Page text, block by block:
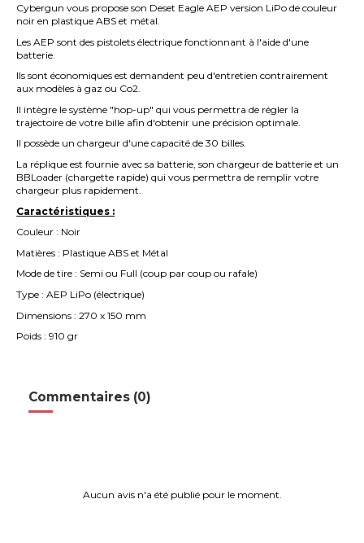
Cybergun vous propose son Deset Eagle AEP version LiPo de couleur
noir en plastique ABS et métal.
Les AEP sont des pistolets électrique fonctionnant à l'aide d'une
batterie.
Ils sont économiques est demandent peu d'entretien contrairement
aux modèles à gaz ou Co2.
Il intègre le système "hop-up" qui vous permettra de régler la
trajectoire de votre bille afin d'obtenir une précision optimale.
Il possède un chargeur d'une capacité de 30 billes.
La réplique est fournie avec sa batterie, son chargeur de batterie et un
BBLoader (chargette rapide) qui vous permettra de remplir votre
chargeur plus rapidement.
Caractéristiques :
Couleur : Noir
Matières : Plastique ABS et Métal
Mode de tire : Semi ou Full (coup par coup ou rafale)
Type : AEP LiPo (électrique)
Dimensions : 270 x 150 mm
Poids : 910 gr
Commentaires (0)
Aucun avis n'a été publié pour le moment.